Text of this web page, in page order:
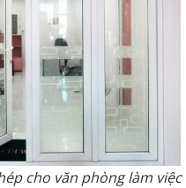
cho văn phòng làm